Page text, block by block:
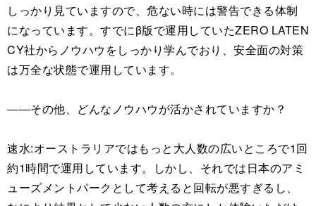
しっかり見ていますので、危ない時には警告できる体制
になっています。すでにβ版で運用していたZERO LATEN
CY社からノウハウをしっかり学んでおり、安全面の対策
は万全な状態で運用しています。
――その他、どんなノウハウが活かされていますか？
速水:オーストラリアではもっと大人数の広いところで1回
約1時間で運用しています。しかし、それでは日本のアミ
ューズメントパークとして考えると回転が悪すぎるし、